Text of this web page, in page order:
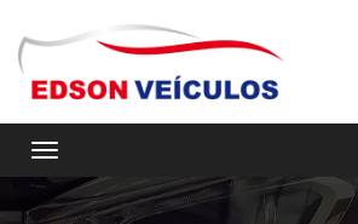
Toggle navigation